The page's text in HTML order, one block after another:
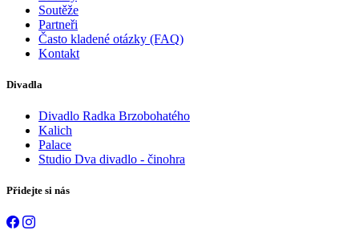
Soutěže
Partneři
Často kladené otázky (FAQ)
Kontakt
Divadla
Divadlo Radka Brzobohatého
Kalich
Palace
Studio Dva divadlo - činohra
Přidejte si nás